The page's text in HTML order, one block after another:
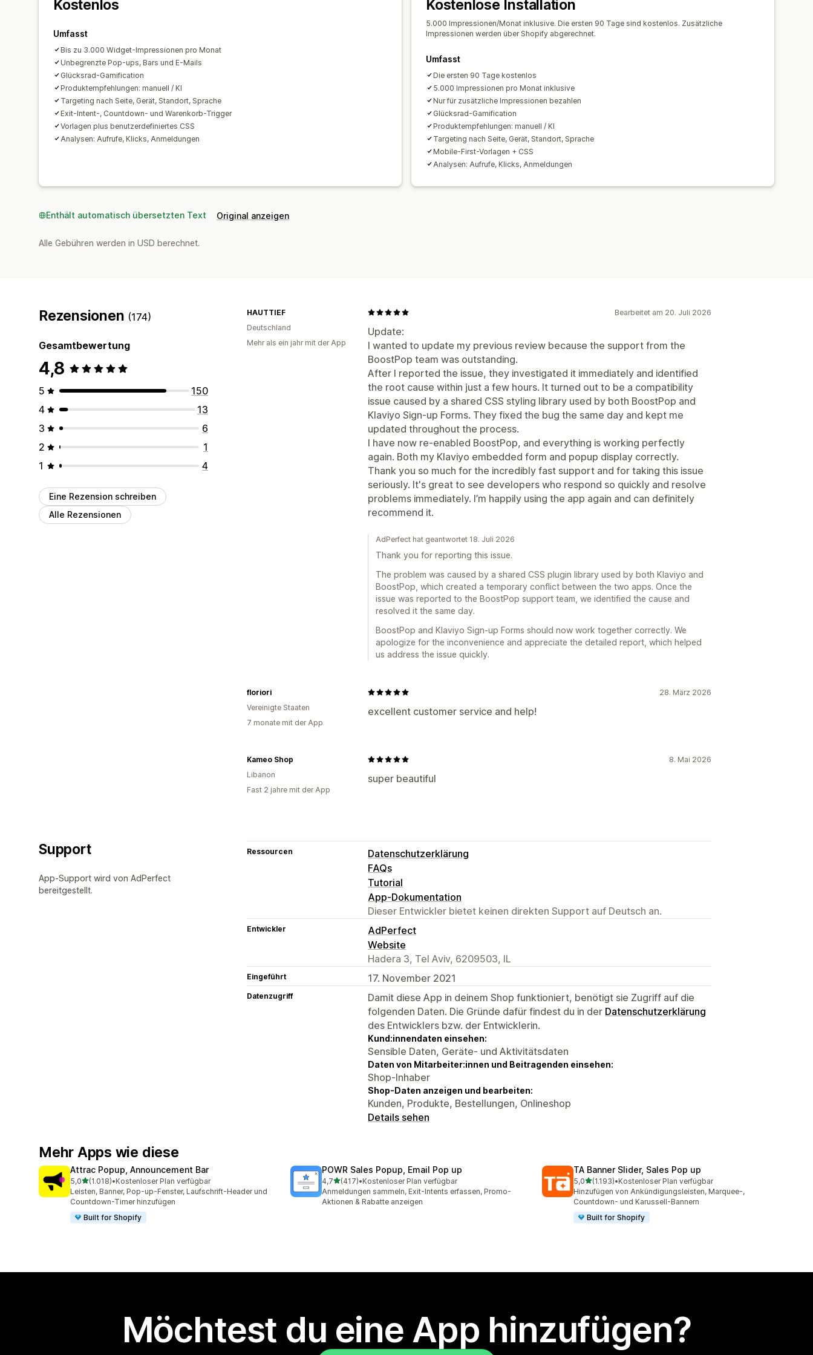
Analysen und Berichte
Leistungsverfolgung Analysen in Echtzeit
Kostenlos
Umfasst
Bis zu 3.000 Widget-Impressionen pro Monat
Unbegrenzte Pop-ups, Bars und E-Mails
Glücksrad-Gamification
Produktempfehlungen: manuell / KI
Targeting nach Seite, Gerät, Standort, Sprache
Exit-Intent-, Countdown- und Warenkorb-Trigger
Vorlagen plus benutzerdefiniertes CSS
Analysen: Aufrufe, Klicks, Anmeldungen
Kostenlose Installation
5.000 Impressionen/Monat inklusive. Die ersten 90 Tage sind kostenlos. Zusätzliche
Impressionen werden über Shopify abgerechnet.
Umfasst
Die ersten 90 Tage kostenlos
5.000 Impressionen pro Monat inklusive
Nur für zusätzliche Impressionen bezahlen
Glücksrad-Gamification
Produktempfehlungen: manuell / KI
Targeting nach Seite, Gerät, Standort, Sprache
Mobile-First-Vorlagen + CSS
Analysen: Aufrufe, Klicks, Anmeldungen
Enthält automatisch übersetzten Text Original anzeigen
Alle Gebühren werden in USD berechnet.
Rezensionen (174)
Gesamtbewertung
4,8
5
150
4
13
3
6
2
1
1
4
Eine Rezension schreiben
Alle Rezensionen
Bearbeitet am 20. Juli 2026
Update:
I wanted to update my previous review because the support from the
BoostPop team was outstanding.
After I reported the issue, they investigated it immediately and identified
the root cause within just a few hours. It turned out to be a compatibility
issue caused by a shared CSS styling library used by both BoostPop and
Klaviyo Sign-up Forms. They fixed the bug the same day and kept me
updated throughout the process.
I have now re-enabled BoostPop, and everything is working perfectly
again. Both my Klaviyo embedded form and popup display correctly.
Thank you so much for the incredibly fast support and for taking this issue
seriously. It's great to see developers who respond so quickly and resolve
problems immediately. I’m happily using the app again and can definitely
recommend it.
HAUTTIEF
Deutschland
Mehr als ein jahr mit der App
AdPerfect hat geantwortet 18. Juli 2026
Thank you for reporting this issue.
The problem was caused by a shared CSS plugin library used by both Klaviyo and
BoostPop, which created a temporary conflict between the two apps. Once the
issue was reported to the BoostPop support team, we identified the cause and
resolved it the same day.
BoostPop and Klaviyo Sign-up Forms should now work together correctly. We
apologize for the inconvenience and appreciate the detailed report, which helped
us address the issue quickly.
28. März 2026
excellent customer service and help!
floriori
Vereinigte Staaten
7 monate mit der App
8. Mai 2026
super beautiful
Kameo Shop
Libanon
Fast 2 jahre mit der App
Support
App-Support wird von AdPerfect
bereitgestellt.
Ressourcen
Datenschutzerklärung
FAQs
Tutorial
App-Dokumentation
Dieser Entwickler bietet keinen direkten Support auf Deutsch an.
Entwickler
AdPerfect
Website
Hadera 3, Tel Aviv, 6209503, IL
Eingeführt 17. November 2021
Datenzugriff
Damit diese App in deinem Shop funktioniert, benötigt sie Zugriff auf die
folgenden Daten. Die Gründe dafür findest du in der Datenschutzerklärung
des Entwicklers bzw. der Entwicklerin.
Kund:innendaten einsehen:
Sensible Daten, Geräte- und Aktivitätsdaten
Daten von Mitarbeiter:innen und Beitragenden einsehen:
Shop-Inhaber
Shop-Daten anzeigen und bearbeiten:
Kunden, Produkte, Bestellungen, Onlineshop
Details sehen
Mehr Apps wie diese
Attrac Popup, Announcement Bar
5,0von 5 Sternen
(1.018)
1018 Rezensionen insgesamt
•Kostenloser Plan verfügbar
Leisten, Banner, Pop-up-Fenster, Laufschrift-Header und
Countdown-Timer hinzufügen
Built for Shopify
POWR Sales Popup, Email Pop up
4,7von 5 Sternen
(417)
417 Rezensionen insgesamt
•Kostenloser Plan verfügbar
Anmeldungen sammeln, Exit-Intents erfassen, Promo-
Aktionen & Rabatte anzeigen
TA Banner Slider, Sales Pop up
5,0von 5 Sternen
(1.193)
1193 Rezensionen insgesamt
•Kostenloser Plan verfügbar
Hinzufügen von Ankündigungsleisten, Marquee-,
Countdown- und Karussell-Bannern
Built for Shopify
Möchtest du eine App hinzufügen?